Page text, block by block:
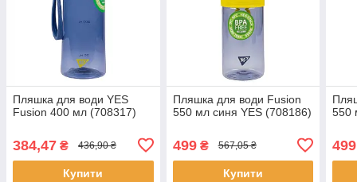
Пляшка для води YES
Fusion 400 мл (708317)
384,47 ₴ 436,90 ₴
Купити
Пляшка для води Fusion
550 мл синя YES (708186)
499₴ 567,05 ₴
Купити
550
499